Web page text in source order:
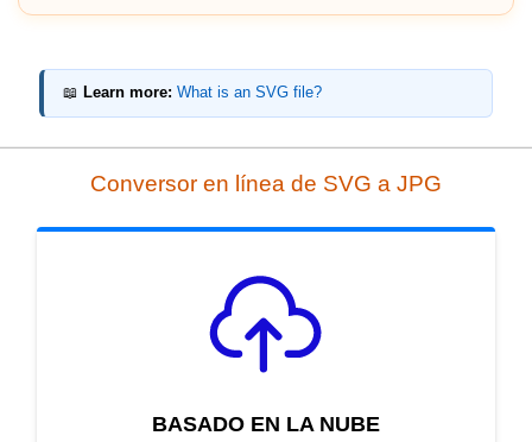
📖 Learn more: What is an SVG file?
Conversor en línea de SVG a JPG
BASADO EN LA NUBE